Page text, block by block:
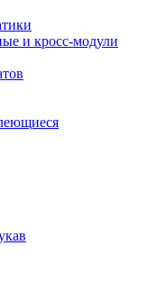
и кросс-модули